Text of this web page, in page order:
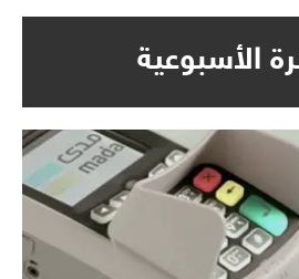
الأسبوعية